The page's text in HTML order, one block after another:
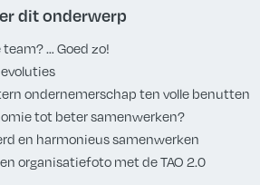
dit onderwerp
… Goed zo!
evoluties
ondernemerschap ten volle benutten
tot beter samenwerken?
en harmonieus samenwerken
organisatiefoto met de TAO 2.0